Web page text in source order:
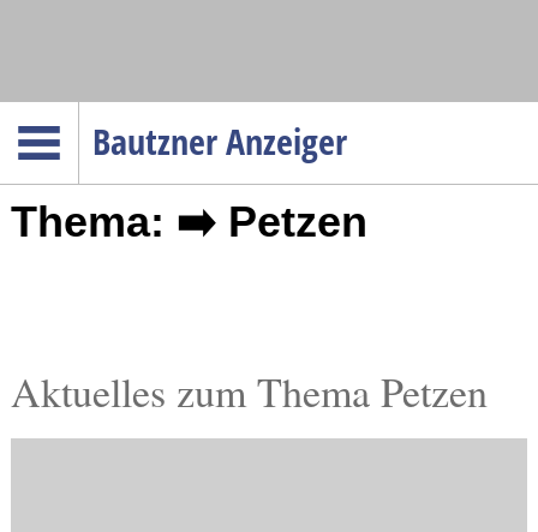
Bautzner Anzeiger
Menüpunkte
Startseite
Verkehr
Thema: ➡️ Petzen
Aktuelles zum Thema Petzen